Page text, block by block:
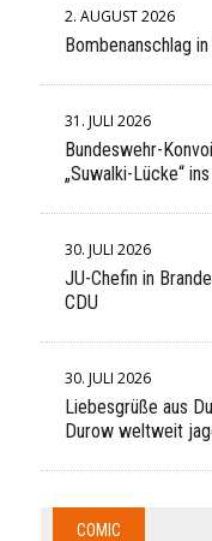
2. AUGUST 2026
Bombenanschlag
31. JULI 2026
Bundeswehr-
„Suwalki-Lücke“
30. JULI 2026
JU-Chefin in
CDU
30. JULI 2026
Liebesgrüße aus
Durow weltweit
COMIC